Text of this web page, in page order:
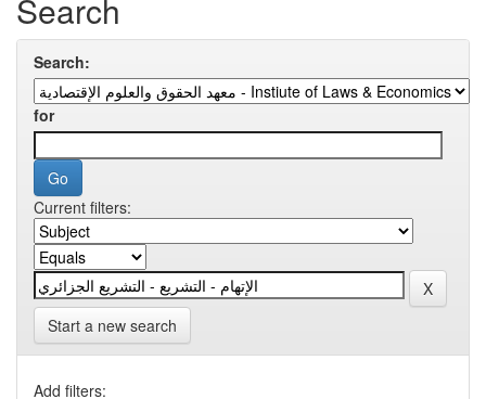
Search
Search:
for
Current filters:
Start a new search
Add filters: